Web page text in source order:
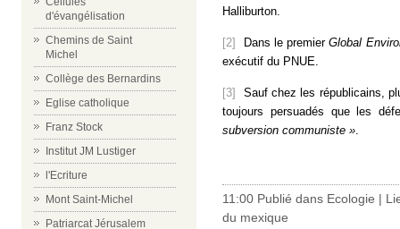
d'évangélisation
Chemins de Saint
Michel
Collège des Bernardins
Eglise catholique
Franz Stock
Institut JM Lustiger
l'Ecriture
Mont Saint-Michel
Patriarcat Jérusalem
Halliburton.
[2] Dans le premierGlobal
exécutif du PNUE.
[3]
Sauf chez les républicains,
toujours persuadés que les
subversion communiste ».
11:00 Publié dans Ecologie |
du mexique